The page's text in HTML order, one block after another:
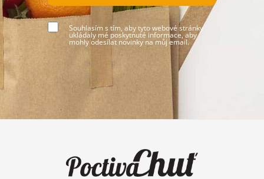
Souhlasím s tím, aby tyto webové stránky
ukládaly mé poskytnuté informace, aby
mohly odesílat novinky na můj email.